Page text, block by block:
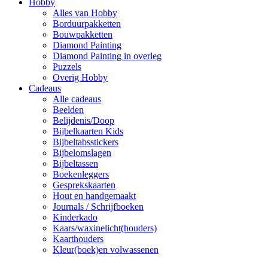
Hobby
Alles van Hobby
Borduurpakketten
Bouwpakketten
Diamond Painting
Diamond Painting in overleg
Puzzels
Overig Hobby
Cadeaus
Alle cadeaus
Beelden
Belijdenis/Doop
Bijbelkaarten Kids
Bijbeltabsstickers
Bijbelomslagen
Bijbeltassen
Boekenleggers
Gesprekskaarten
Hout en handgemaakt
Journals / Schrijfboeken
Kinderkado
Kaars/waxinelicht(houders)
Kaarthouders
Kleur(boek)en volwassenen